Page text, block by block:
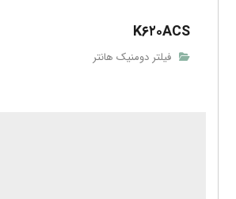
K۶۲۰ACS
فیلتر دومنیک هانتر